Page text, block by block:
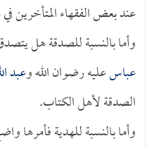
عند بعض الفقهاء المتأخرين
وأما بالنسبة للصدقة هل
عباسعليه رضوان الله وعبد
الصدقة لأهل الكتاب.
وأما بالنسبة للهدية فأمرها